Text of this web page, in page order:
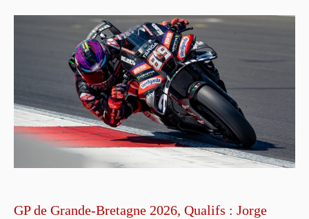
GP de Grande-Bretagne 2026, Qualifs : Jorge